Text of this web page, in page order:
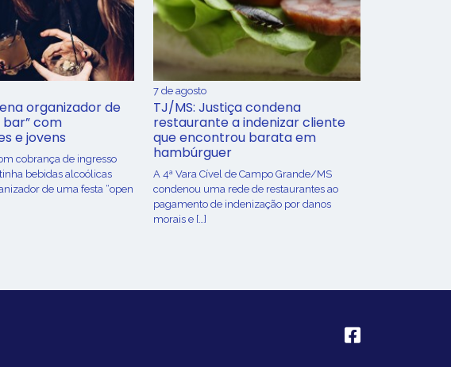
organizador de
com
e jovens
cobrança de ingresso
bebidas alcoólicas
de uma festa “open
7 de agosto
TJ/MS: Justiça condena
restaurante a indenizar cliente
que encontrou barata em
hambúrguer
A 4ª Vara Cível de Campo Grande/MS
condenou uma rede de restaurantes ao
pagamento de indenização por danos
morais e […]